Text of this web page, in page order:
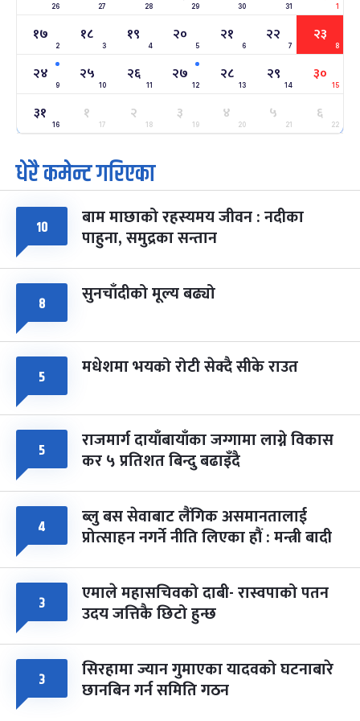
शनि फाल्गुन २२, २०८३ Mar 6, 2027
सोम
अन्तराष्ट्रिय नारी दिवस
फाल्गुन २४, २०८३- Mar 8, 2027
७ महिना बाँकी
२५
मंगल
ग्याल्पो ल्होसार
फाल्गुन २५, २०८३ Mar 9, 2027
७ महिना बाँकी
७
आइत
पूर्णिमा व्रत
चैत्र ७, २०८३-Mar 21, 2027
८ फागुपूर्णिमा
चैत्र ८, २०८३-Mar 22, 2027
७ महिना बाँकी
26 27 28 29 30 31 1
१७
2
१८
3
१९
4
२०
5
२१
6
२२
7
२३
8
२४
9
२५
10
२६
11
२७
12
२८
13
२९
14
३०
15
३१
16
१
17
२
18
३
19
४
20
५
21
६
22
धेरै कमेन्ट गरिएका
१० बाम माछाको रहस्यमय जीवन : नदीका
पाहुना, समुद्रका सन्तान
८ सुनचाँदीको मूल्य बढ्यो
५ मधेशमा भयको रोटी सेक्दै सीके राउत
५ राजमार्ग दायाँबायाँका जग्गामा लाग्ने विकास
कर ५ प्रतिशत बिन्दु बढाइँदै
४ ब्लु बस सेवाबाट लैंगिक असमानतालाई
प्रोत्साहन नगर्ने नीति लिएका हौं : मन्त्री बादी
३ एमाले महासचिवको दाबी- रास्वपाको पतन
उदय जत्तिकै छिटो हुन्छ
३ सिरहामा ज्यान गुमाएका यादवको घटनाबारे
छानबिन गर्न समिति गठन